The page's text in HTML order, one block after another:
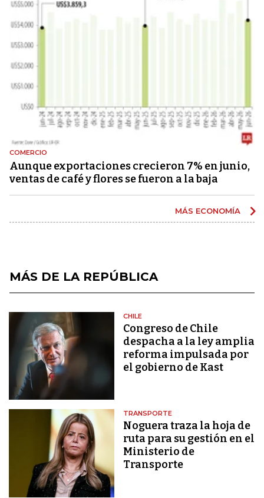
COMERCIO
Aunque exportaciones crecieron 7% en junio,
ventas de café y flores se fueron a la baja
MÁS ECONOMÍA
MÁS DE LA REPÚBLICA
CHILE
Congreso de Chile
despacha a la ley amplia
reforma impulsada por
el gobierno de Kast
TRANSPORTE
Noguera traza la hoja de
ruta para su gestión en el
Ministerio de
Transporte